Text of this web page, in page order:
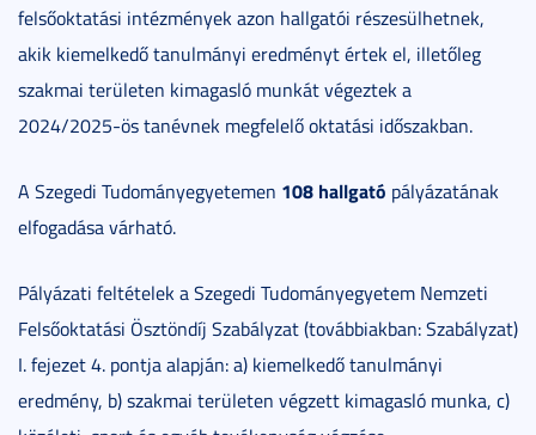
felsőoktatási intézmények azon hallgatói részesülhetnek,
akik kiemelkedő tanulmányi eredményt értek el, illetőleg
szakmai területen kimagasló munkát végeztek a
2024/2025-ös tanévnek megfelelő oktatási időszakban.
A Szegedi Tudományegyetemen 108 hallgató pályázatának
elfogadása várható.
Pályázati feltételek a Szegedi Tudományegyetem Nemzeti
Felsőoktatási Ösztöndíj Szabályzat (továbbiakban: Szabályzat)
I. fejezet 4. pontja alapján: a) kiemelkedő tanulmányi
eredmény, b) szakmai területen végzett kimagasló munka, c)